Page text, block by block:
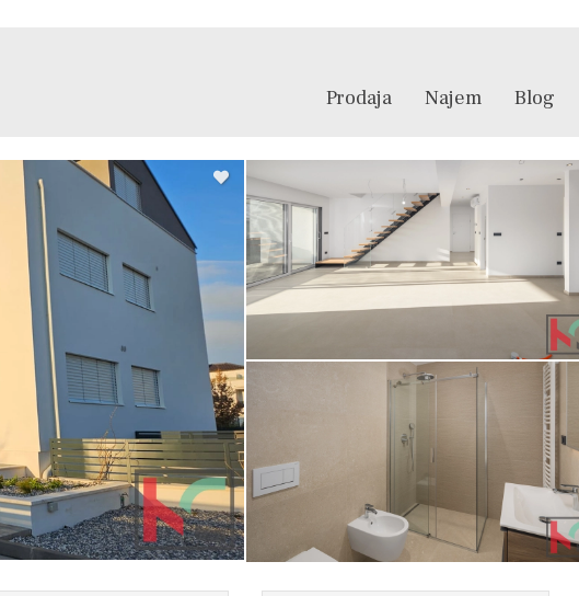
Prodaja Najem Blog